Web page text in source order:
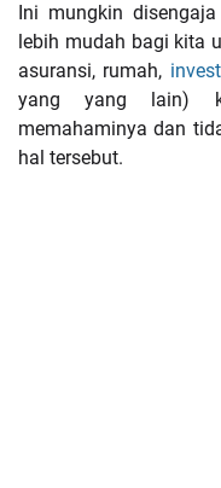
Ini mungkin
lebih mudah bagi kita
asuransi, rumah,
yang yang lain)
memahaminya dan
hal tersebut.